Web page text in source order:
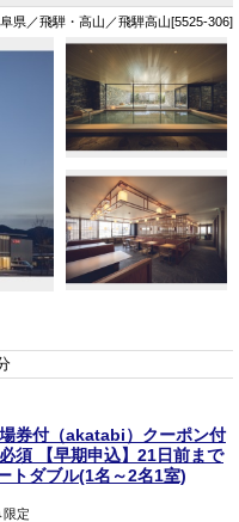
県／飛騨・高山／飛騨高山[5525-306]
券付（akatabi）クーポン付
須 【早期申込】21日前まで
トダブル(1名～2名1室)
定